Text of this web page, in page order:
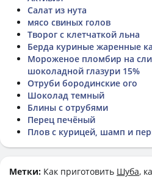
Салат из нута
мясо свиных голов
Творог с клетчаткой льна
Берда куриные жаренные
Мороженое пломбир на
шоколадной глазури 15%
Отруби бородинские ого
Шоколад темный
Блины с отрубями
Перец печёный
Плов с курицей, шамп и
Метки: Как приготовить Шуба,